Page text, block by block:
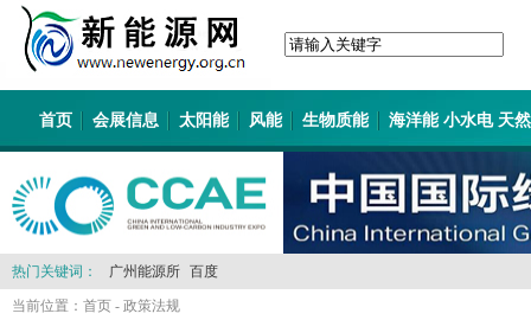
首页 会展信息 太阳能 风能 生物质能 海洋能 小水电 天
热门关键词： 广州能源所 百度
当前位置： 首页 - 政策法规